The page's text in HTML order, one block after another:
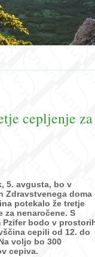
cepljenje za
5. avgusta, bo v
Zdravstvenega doma
potekalo že tretje
za nenaročene. S
Pzifer bodo v
cepili od 12. do
voljo bo 300
cepiva.